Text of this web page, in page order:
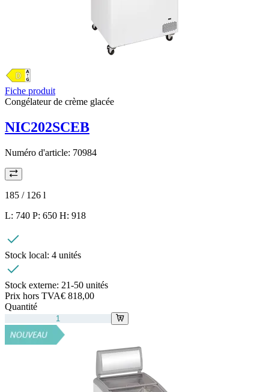
Fiche produit
Congélateur de crème glacée
NIC202SCEB
Numéro d'article: 70984
185 / 126 l
L: 740 P: 650 H: 918
Stock local: 4 unités
Stock externe: 21-50 unités
Prix hors TVA€ 818,00
Quantité